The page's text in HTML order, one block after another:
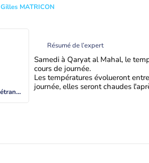
Gilles MATRICON
Actualités Météo à l'étranger
Résumé de l’expert
Samedi à Qaryat al Mahal, le
cours de journée.
Les températures évolueront
journée, elles seront chaudes